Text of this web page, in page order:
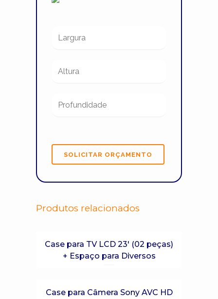
Produtos relacionados
Case para TV LCD 23′ (02 peças)
+ Espaço para Diversos
Case para Câmera Sony AVC HD